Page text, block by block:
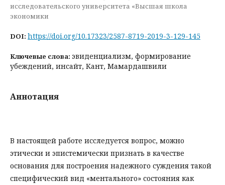
исследовательского университета «Высшая школа
экономики
DOI: https://doi.org/10.17323/2587-8719-2019-3-129-145
Ключевые слова: эвиденциализм, формирование
убеждений, инсайт, Кант, Мамардашвили
Аннотация
В настоящей работе исследуется вопрос, можно
этически и эпистемически признать в качестве
основания для построения надежного суждения такой
специфический вид «ментального» состояния как